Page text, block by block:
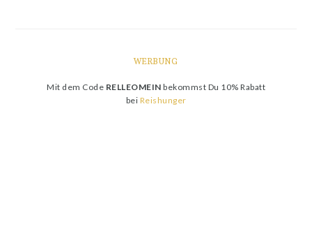
WERBUNG
Mit dem Code RELLEOMEIN bekommst Du 10% Rabatt
bei Reishunger